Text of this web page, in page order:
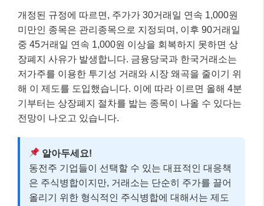
개정된 규정에 따르면, 주가가 30거래일 연속 1,000원
미만인 종목은 관리종목으로 지정되며, 이후 90거래일
중 45거래일 연속 1,000원 이상을 회복하지 못하면 상
장폐지 사유가 발생합니다. 금융당국과 한국거래소는
저가주를 이용한 투기성 거래와 시장 왜곡을 줄이기 위
해 이 제도를 도입했습니다. 이에 따라 이르면 올해 4분
기부터는 상장폐지 절차를 밟는 종목이 나올 수 있다는
전망이 나오고 있습니다.
알아두세요!
동전주 기업들이 선택할 수 있는 대표적인 대응책
은 주식병합이지만, 거래소는 단순히 주가를 끌어
올리기 위한 형식적인 주식병합에 대해서는 제도